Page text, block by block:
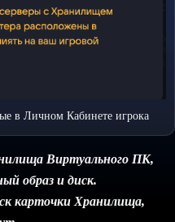
в Личном Кабинете игрока
Виртуального ПК,
образ и диск.
карточки Хранилища,